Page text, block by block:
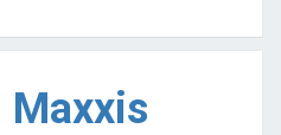
Maxxis